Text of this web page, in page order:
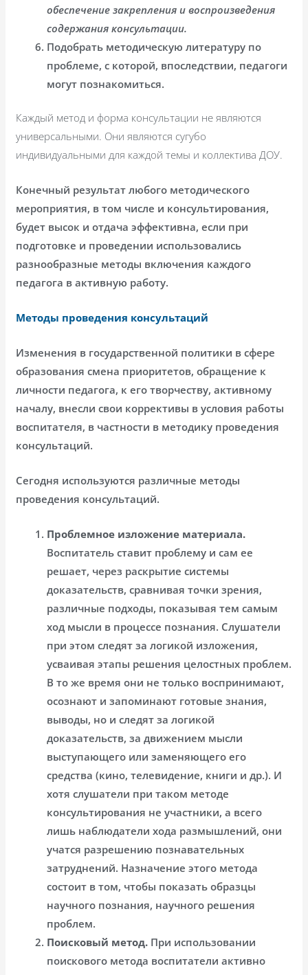
обеспечение закрепления и воспроизведения
содержания консультации.
Подобрать методическую литературу по
проблеме, с которой, впоследствии, педагоги
могут познакомиться.
Каждый метод и форма консультации не являются
универсальными. Они являются сугубо
индивидуальными для каждой темы и коллектива ДОУ.
Конечный результат любого методического
мероприятия, в том числе и консультирования,
будет высок и отдача эффективна, если при
подготовке и проведении использовались
разнообразные методы включения каждого
педагога в активную работу.
Методы проведения консультаций
Изменения в государственной политики в сфере
образования смена приоритетов, обращение к
личности педагога, к его творчеству, активному
началу, внесли свои коррективы в условия работы
воспитателя, в частности в методику проведения
консультаций.
Сегодня используются различные методы
проведения консультаций.
Проблемное изложение материала.
Воспитатель ставит проблему и сам ее
решает, через раскрытие системы
доказательств, сравнивая точки зрения,
различные подходы, показывая тем самым
ход мысли в процессе познания. Слушатели
при этом следят за логикой изложения,
усваивая этапы решения целостных проблем.
В то же время они не только воспринимают,
осознают и запоминают готовые знания,
выводы, но и следят за логикой
доказательств, за движением мысли
выступающего или заменяющего его
средства (кино, телевидение, книги и др.). И
хотя слушатели при таком методе
консультирования не участники, а всего
лишь наблюдатели хода размышлений, они
учатся разрешению познавательных
затруднений. Назначение этого метода
состоит в том, чтобы показать образцы
научного познания, научного решения
проблем.
Поисковый метод. При использовании
поискового метода воспитатели активно